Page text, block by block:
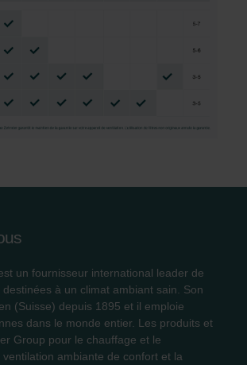
bv: Privacyverklaringen
International: Privacy Policy
AG: Datenschutz
z o.o.: Oświadczenie o ochronie
Limited: Privacy Policy
un fournisseur international leader de
à un climat ambiant sain. Son
(Suisse) depuis 1895 et il emploie
dans le monde entier. Les produits et
Group pour le chauffage et le
ambiante de confort et la